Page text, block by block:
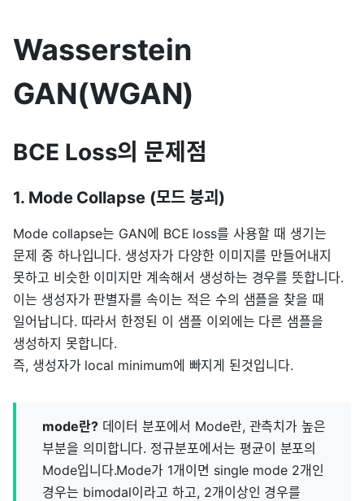
Wasserstein
GAN(WGAN)
BCE Loss의 문제점
1. Mode Collapse (모드 붕괴)
Mode collapse는 GAN에 BCE loss를 사용할 때 생기는
문제 중 하나입니다. 생성자가 다양한 이미지를 만들어내지
못하고 비슷한 이미지만 계속해서 생성하는 경우를 뜻합니다.
이는 생성자가 판별자를 속이는 적은 수의 샘플을 찾을 때
일어납니다. 따라서 한정된 이 샘플 이외에는 다른 샘플을
생성하지 못합니다.
즉, 생성자가 local minimum에 빠지게 된것입니다.
mode란?데이터 분포에서 Mode란, 관측치가 높은
부분을 의미합니다. 정규분포에서는 평균이 분포의
Mode입니다.Mode가 1개이면 single mode 2개인
경우는 bimodal이라고 하고, 2개이상인 경우를